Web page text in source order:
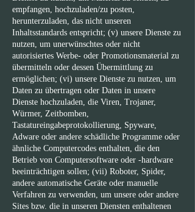
empfangen, hochzuladen/zu posten,
herunterzuladen, das nicht unseren
Inhaltsstandards entspricht; (v) unsere Dienste zu
nutzen, um unerwünschtes oder nicht
autorisiertes Werbe- oder Promotionsmaterial zu
übermitteln oder dessen Übermittlung zu
ermöglichen; (vi) unsere Dienste zu nutzen, um
Daten zu übertragen oder Daten in unsere
Dienste hochzuladen, die Viren, Trojaner,
Würmer, Zeitbomben,
Tastatureingabeprotokollierung, Spyware,
Adware oder andere schädliche Programme oder
ähnliche Computercodes enthalten, die den
Betrieb von Computersoftware oder -hardware
beeinträchtigen sollen; (vii) Roboter, Spider,
andere automatische Geräte oder manuelle
Verfahren zu verwenden, um unsere oder andere
Sites bzw. die in unseren Diensten enthaltenen